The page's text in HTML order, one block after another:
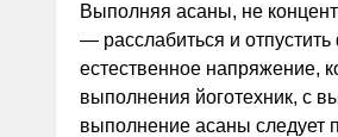
Выполняя асаны, не
— расслабиться и
естественное напряжение,
выполнения йоготехник, с
выполнение асаны следует